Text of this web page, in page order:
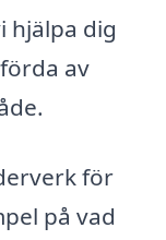
hjälpa dig
av
för
på vad